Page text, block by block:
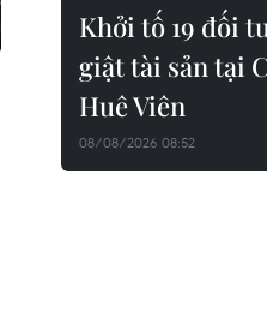
Khởi tố 19 đối
giật tài sản tại
Huê Viên
08/08/2026 08:52